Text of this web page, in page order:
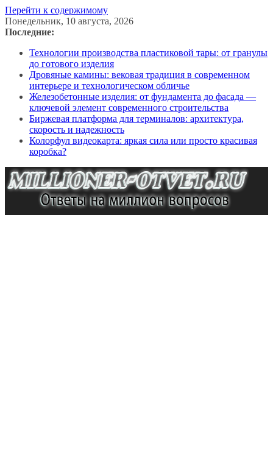
Перейти к содержимому
Понедельник, 10 августа, 2026
Последние:
Технологии производства пластиковой тары: от гранулы
до готового изделия
Дровяные камины: вековая традиция в современном
интерьере и технологическом обличье
Железобетонные изделия: от фундамента до фасада —
ключевой элемент современного строительства
Биржевая платформа для терминалов: архитектура,
скорость и надежность
Колорфул видеокарта: яркая сила или просто красивая
коробка?